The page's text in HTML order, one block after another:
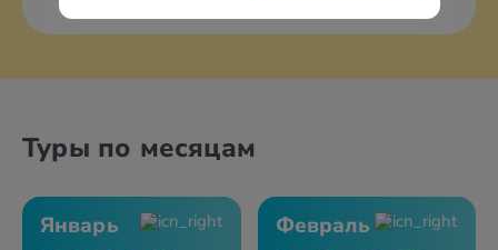
Туры по месяцам
Январь Февраль